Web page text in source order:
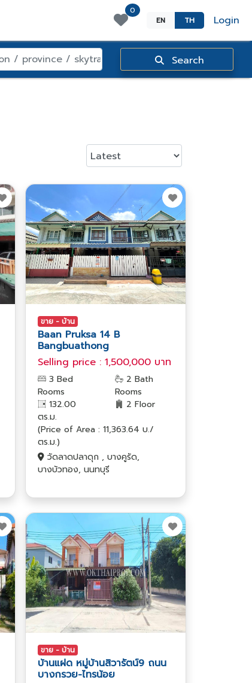
0
EN
TH Login
Search
ขาย - บ้าน
Baan Pruksa 14 B
Bangbuathong
Selling price : 1,500,000 บาท
3 Bed
Rooms
2 Bath
Rooms
132.00
ตร.ม.
2 Floor
(Price of Area : 11,363.64 บ./
ตร.ม.)
วัดลาดปลาดุก , บางคูรัด,
บางบัวทอง, นนทบุรี
ขาย - บ้าน
บ้านแฝด หมู่บ้านสิวารัตน์9 ถนน
บางกรวย-ไทรน้อย